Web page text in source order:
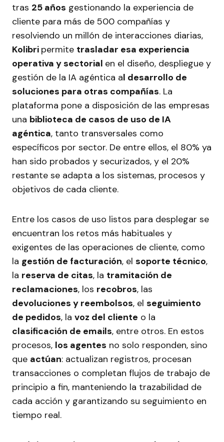
tras 25 años gestionando la experiencia de
cliente para más de 500 compañías y
resolviendo un millón de interacciones diarias,
Kolibri permite trasladar esa experiencia
operativa y sectorial en el diseño, despliegue y
gestión de la IA agéntica al desarrollo de
soluciones para otras compañías. La
plataforma pone a disposición de las empresas
una biblioteca de casos de uso de IA
agéntica, tanto transversales como
específicos por sector. De entre ellos, el 80% ya
han sido probados y securizados, y el 20%
restante se adapta a los sistemas, procesos y
objetivos de cada cliente.
Entre los casos de uso listos para desplegar se
encuentran los retos más habituales y
exigentes de las operaciones de cliente, como
la gestión de facturación, el soporte técnico,
la reserva de citas, la tramitación de
reclamaciones, los recobros, las
devoluciones y reembolsos, el seguimiento
de pedidos, la voz del cliente o la
clasificación de emails, entre otros. En estos
procesos, los agentes no solo responden, sino
que actúan: actualizan registros, procesan
transacciones o completan flujos de trabajo de
principio a fin, manteniendo la trazabilidad de
cada acción y garantizando su seguimiento en
tiempo real.